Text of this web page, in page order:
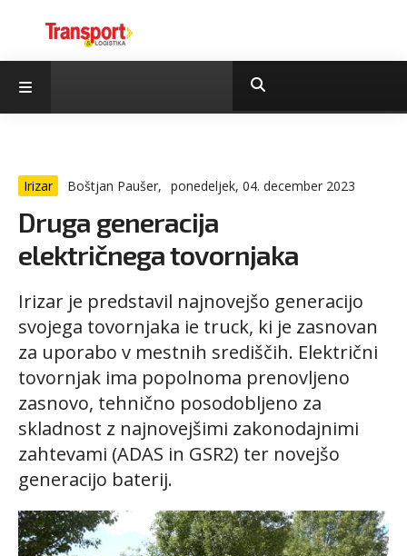
Irizar Boštjan Paušer, ponedeljek, 04. december 2023
Druga generacija
električnega tovornjaka
Irizar je predstavil najnovejšo generacijo
svojega tovornjaka ie truck, ki je zasnovan
za uporabo v mestnih središčih. Električni
tovornjak ima popolnoma prenovljeno
zasnovo, tehnično posodobljeno za
skladnost z najnovejšimi zakonodajnimi
zahtevami (ADAS in GSR2) ter novejšo
generacijo baterij.